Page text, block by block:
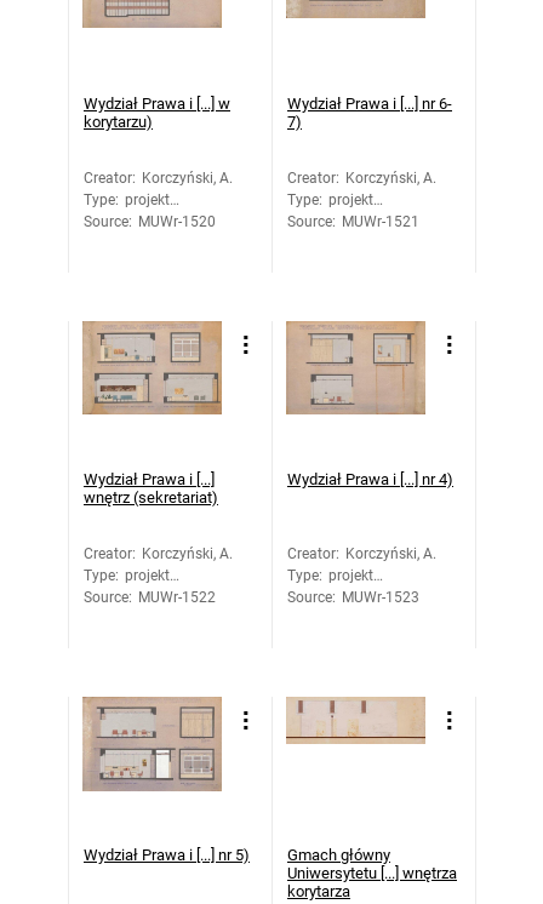
Wydział Prawa i [...] w
korytarzu)
Creator: Korczyński, A.
Type: projekt
architektoniczny
Source: MUWr-1520
Wydział Prawa i [...] nr 6-
7)
Creator: Korczyński, A.
Type: projekt
architektoniczny
Source: MUWr-1521
Wydział Prawa i [...]
wnętrz (sekretariat)
Creator: Korczyński, A.
Type: projekt
architektoniczny
Source: MUWr-1522
Wydział Prawa i [...] nr 4)
Creator: Korczyński, A.
Type: projekt
architektoniczny
Source: MUWr-1523
Wydział Prawa i [...] nr 5)
Gmach główny
Uniwersytetu [...] wnętrza
korytarza